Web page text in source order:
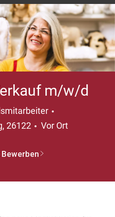
m/w/d
26122 Vor Ort